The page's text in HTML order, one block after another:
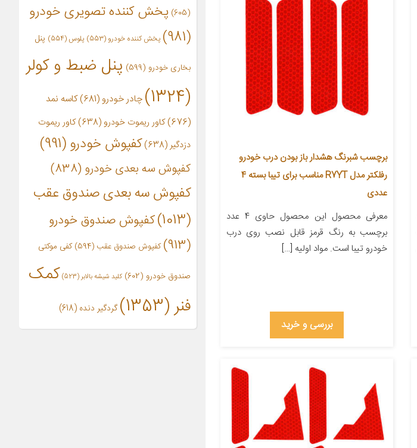
برچسب شبرنگ هشدار باز بودن درب خودرو
رفلکتر مدل R7YT مناسب برای تیبا بسته 4
عددی
معرفی محصول این محصول حاوی 4 عدد
برچسب به رنگ قرمز قابل نصب روی درب
خودرو تیبا است. مواد اولیه […]
بررسی و خرید
(605)
پخش کننده تصویری خودرو
(981)
پخش کننده خودرو(553) پلوس(554) پنل
بخاری خودرو (599)
پنل ضبط و کولر
(1324)
چادر خودرو (681)
کاسه نمد
(676)
کاور ریموت خودرو(638)
کاور ریموت
دزدگیر(638) کفپوش خودرو(991)
کفپوش سه بعدی خودرو (838)
کفپوش سه بعدی صندوق عقب
(1013)
کفپوش صندوق خودرو
(913)
کفپوش صندوق عقب (594) کفی موکتی
صندوق خودرو (602) کلید شیشه بالابر(523)
کمک
فنر(1353) گردگیر دنده (618)